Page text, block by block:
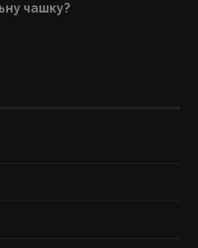
чашку?